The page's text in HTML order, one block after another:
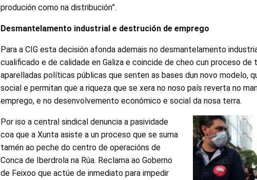
produción como na distribución”.
Desmantelamento industrial e destrución de emprego
Para a CIG esta decisión afonda ademais no desmantelamento
cualificado e de calidade en Galiza e coincide de cheo cun proceso de
aparelladas políticas públicas que senten as bases dun novo modelo,
social e permitan que a riqueza que se xera no noso país reverta no
emprego, e no desenvolvemento económico e social da nosa terra.
Por iso a central sindical denuncia a pasividade
coa que a Xunta asiste a un proceso que se suma
tamén ao peche do centro de operacións de
Conca de Iberdrola na Rúa. Reclama ao Goberno
de Feixoo que actúe de inmediato para impedir